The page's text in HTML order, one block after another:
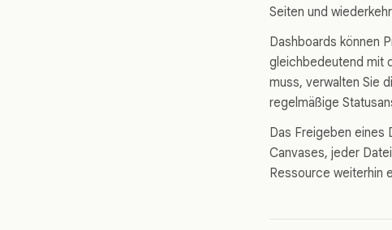
Seiten und
Dashboards können
gleichbedeutend mit
muss, verwalten Sie
regelmäßige
Das Freigeben eines
Canvases, jeder
Ressource weiterhin